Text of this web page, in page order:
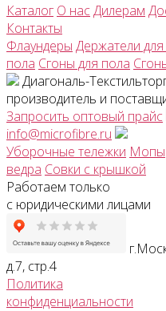
Каталог О насДилерам
Контакты
Флаундеры Держатели
пола Сгоны для пола
Диагональ-
производитель и
Запросить оптовый прайс
info@microfibre.ru
Уборочные тележки Мопы
ведра Совки с крышкой
Работаем только
с юридическими лицами
д.7, стр.4
Политика
конфиденциальности